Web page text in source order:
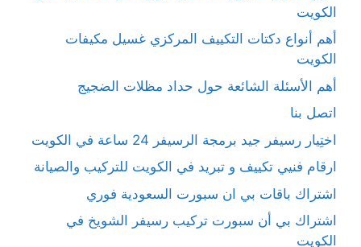
الكويت
أهم أنواع دكتات التكييف المركزي غسيل مكيفات
الكويت
أهم الأسئلة الشائعة حول حداد مظلات الضجيج
اتصل بنا
اختِيار رسيفر جيد برمجة الرسيفر 24 ساعة في الكويت
ارقام فنيي تكييف و تبريد في الكويت للتركيب والصيانة
اشتراك باقات بي ان سبورت السعودية فوري
اشتراك بي أن سبورت تركيب رسيفر الشويخ في
الكويت